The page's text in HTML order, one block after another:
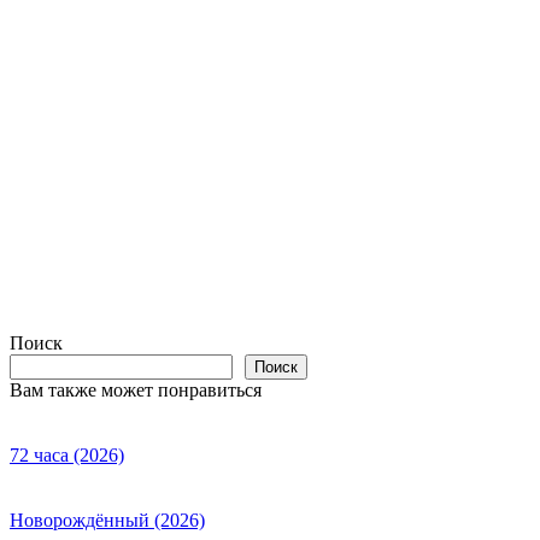
Поиск
Поиск
Вам также может понравиться
72 часа (2026)
Новорождённый (2026)